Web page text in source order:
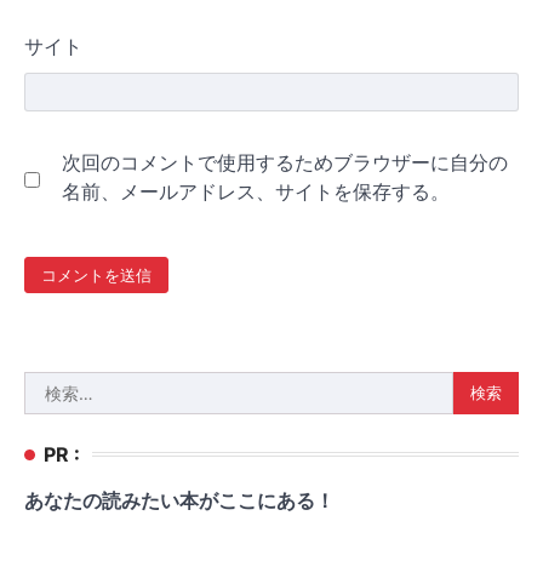
サイト
次回のコメントで使用するためブラウザーに自分の
名前、メールアドレス、サイトを保存する。
索:
PR :
あなたの読みたい本がここにある！